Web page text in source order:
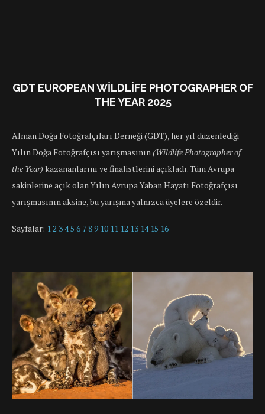
GDT EUROPEAN WILDLIFE PHOTOGRAPHER OF
THE YEAR 2025
Alman Doğa Fotoğrafçıları Derneği (GDT), her yıl düzenlediği
Yılın Doğa Fotoğrafçısı yarışmasının (Wildlife Photographer of
the Year) kazananlarını ve finalistlerini açıkladı. Tüm Avrupa
sakinlerine açık olan Yılın Avrupa Yaban Hayatı Fotoğrafçısı
yarışmasının aksine, bu yarışma yalnızca üyelere özeldir.
Sayfalar: 12 345 6 789 10 11 12 13 14 15 16